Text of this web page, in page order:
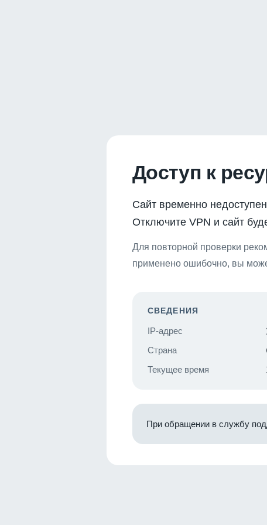
Доступ к
Сайт временно
Отключите VPN и сайт
Для повторной проверки
применено ошибочно, вы
СВЕДЕНИЯ
IP-адрес
Страна
Текущее время
При обращении в службу